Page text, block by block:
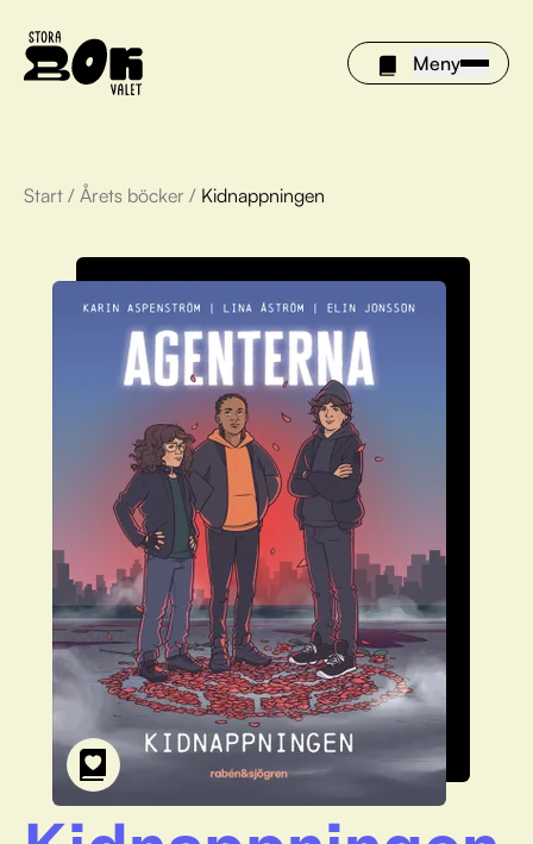
Meny
Årets böcker
Om Stora bokvalet
Olivia tipsar
Vinnare
För bibliotek
Start / Årets böcker / Kidnappningen